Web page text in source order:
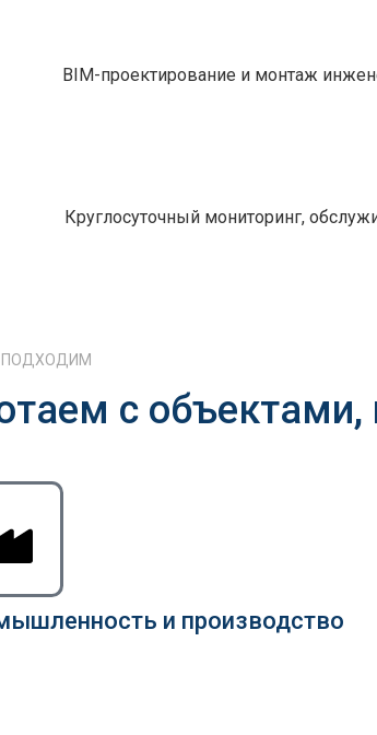
BIM-проектирование и монтаж
Круглосуточный мониторинг,
с
и производство